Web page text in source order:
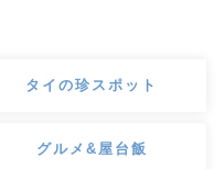
タイの珍スポット
グルメ&屋台飯